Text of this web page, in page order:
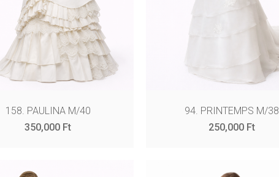
158. PAULINA M/40
350,000 Ft
94. PRINTEMPS M/38
250,000 Ft